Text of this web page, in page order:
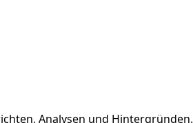
Analysen und Hintergründen.